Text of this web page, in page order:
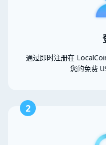
通过即时注册在
您的免费
2